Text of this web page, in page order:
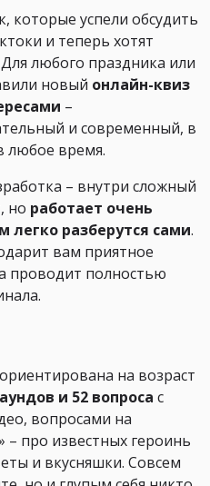
которые успели обсудить
и теперь хотят
любого праздника или
новый онлайн-квиз
–
и современный, в
любое время.
– внутри сложный
но работает очень
легко разберутся сами.
вам приятное
проводит полностью
на возраст
и 52 вопроса с
вопросами на
– про известных героинь
и вкусняшки. Совсем